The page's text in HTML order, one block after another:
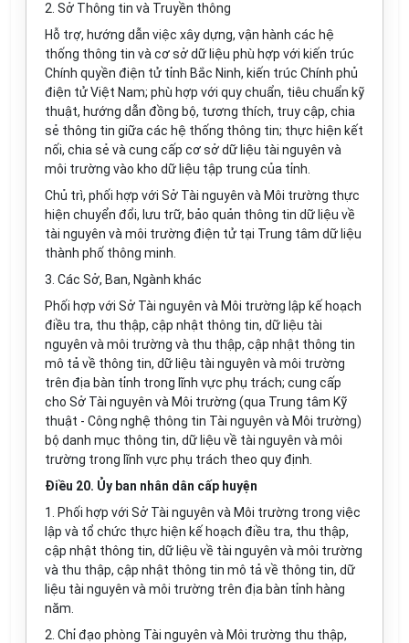
2. Sở Thông tin và Truyền thông
Hỗ trợ, hướng dẫn việc xây dựng, vận hành các hệ
thống thông tin và cơ sở dữ liệu phù hợp với kiến trúc
Chính quyền điện tử tỉnh Bắc Ninh, kiến trúc Chính phủ
điện tử Việt Nam; phù hợp với quy chuẩn, tiêu chuẩn kỹ
thuật, hướng dẫn đồng bộ, tương thích, truy cập, chia
sẻ thông tin giữa các hệ thống thông tin; thực hiện kết
nối, chia sẻ và cung cấp cơ sở dữ liệu tài nguyên và
môi trường vào kho dữ liệu tập trung của tỉnh.
Chủ trì, phối hợp với Sở Tài nguyên và Môi trường thực
hiện chuyển đổi, lưu trữ, bảo quản thông tin dữ liệu về
tài nguyên và môi trường điện tử tại Trung tâm dữ liệu
thành phố thông minh.
3. Các Sở, Ban, Ngành khác
Phối hợp với Sở Tài nguyên và Môi trường lập kế hoạch
điều tra, thu thập, cập nhật thông tin, dữ liệu tài
nguyên và môi trường và thu thập, cập nhật thông tin
mô tả về thông tin, dữ liệu tài nguyên và môi trường
trên địa bàn tỉnh trong lĩnh vực phụ trách; cung cấp
cho Sở Tài nguyên và Môi trường (qua Trung tâm Kỹ
thuật - Công nghệ thông tin Tài nguyên và Môi trường)
bộ danh mục thông tin, dữ liệu về tài nguyên và môi
trường trong lĩnh vực phụ trách theo quy định.
Điều 20. Ủy ban nhân dân cấp huyện
1. Phối hợp với Sở Tài nguyên và Môi trường trong việc
lập và tổ chức thực hiện kế hoạch điều tra, thu thập,
cập nhật thông tin, dữ liệu về tài nguyên và môi trường
và thu thập, cập nhật thông tin mô tả về thông tin, dữ
liệu tài nguyên và môi trường trên địa bàn tỉnh hàng
năm.
2. Chỉ đạo phòng Tài nguyên và Môi trường thu thập,